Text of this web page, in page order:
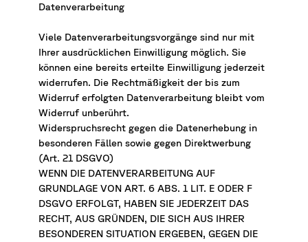
Datenverarbeitung
Viele Datenverarbeitungsvorgänge sind nur mit
Ihrer ausdrücklichen Einwilligung möglich. Sie
können eine bereits erteilte Einwilligung jederzeit
widerrufen. Die Rechtmäßigkeit der bis zum
Widerruf erfolgten Datenverarbeitung bleibt vom
Widerruf unberührt.
Widerspruchsrecht gegen die Datenerhebung in
besonderen Fällen sowie gegen Direktwerbung
(Art. 21 DSGVO)
WENN DIE DATENVERARBEITUNG AUF
GRUNDLAGE VON ART. 6 ABS. 1 LIT. E ODER F
DSGVO ERFOLGT, HABEN SIE JEDERZEIT DAS
RECHT, AUS GRÜNDEN, DIE SICH AUS IHRER
BESONDEREN SITUATION ERGEBEN, GEGEN DIE